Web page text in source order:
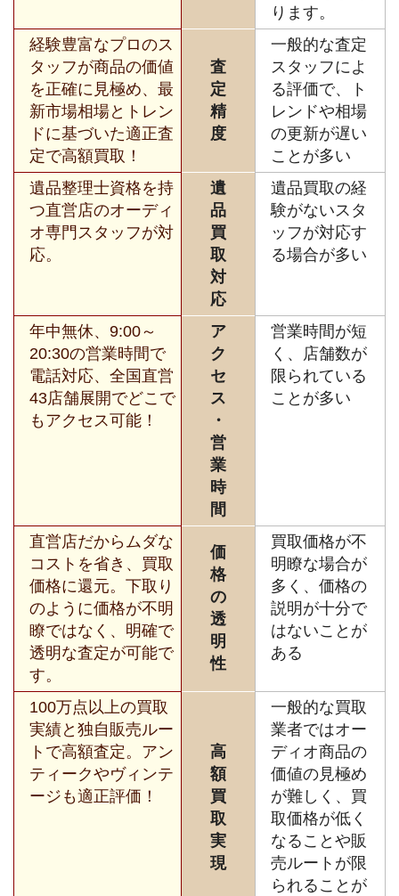
ります。
経験豊富なプロのス
タッフが商品の価値
を正確に見極め、最
新市場相場とトレン
ドに基づいた適正査
定で高額買取！
査
定
精
度
一般的な査定
スタッフによ
る評価で、ト
レンドや相場
の更新が遅い
ことが多い
遺品整理士資格を持
つ直営店のオーディ
オ専門スタッフが対
応。
遺
品
買
取
対
応
遺品買取の経
験がないスタ
ッフが対応す
る場合が多い
年中無休、9:00～
20:30の営業時間で
電話対応、全国直営
43店舗展開でどこで
もアクセス可能！
ア
ク
セ
ス
・
営
業
時
間
営業時間が短
く、店舗数が
限られている
ことが多い
直営店だからムダな
コストを省き、買取
価格に還元。下取り
のように価格が不明
瞭ではなく、明確で
透明な査定が可能で
す。
価
格
の
透
明
性
買取価格が不
明瞭な場合が
多く、価格の
説明が十分で
はないことが
ある
100万点以上の買取
実績と独自販売ルー
トで高額査定。アン
ティークやヴィンテ
ージも適正評価！
高
額
買
取
実
現
一般的な買取
業者ではオー
ディオ商品の
価値の見極め
が難しく、買
取価格が低く
なることや販
売ルートが限
られることが